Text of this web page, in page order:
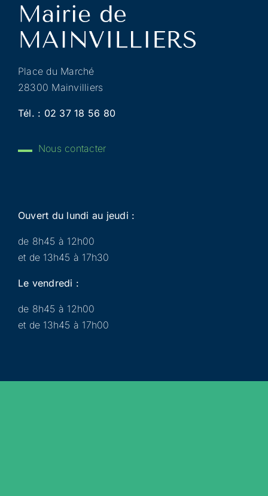
Place du Marché
28300 Mainvilliers
Tél. : 02 37 18 56 80
Nous contacter
Ouvert du lundi au jeudi :
de 8h45 à 12h00
et de 13h45 à 17h30
Le vendredi :
de 8h45 à 12h00
et de 13h45 à 17h00